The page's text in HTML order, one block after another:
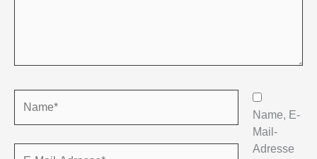
Name, E-
Mail-
Adresse